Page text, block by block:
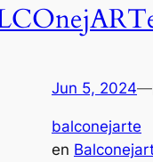
Jun 5, 2024—
balconejarte
en